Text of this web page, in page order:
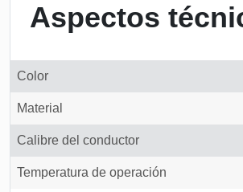
Aspectos
Color
Material
Calibre del conductor
Temperatura de operación